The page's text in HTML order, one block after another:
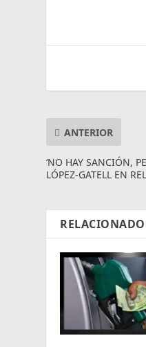
ANTERIOR
‘NO HAY SANCIÓN,
LÓPEZ-GATELL EN
RELACIONADO